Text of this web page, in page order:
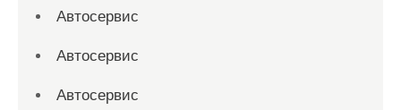
Автосервис
Автосервис
Автосервис